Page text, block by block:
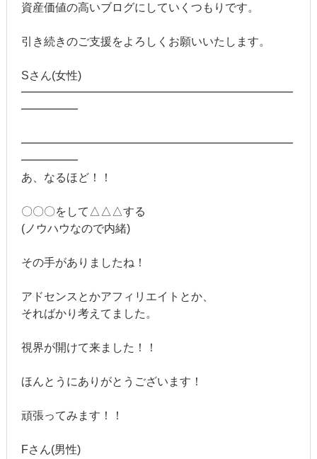
資産価値の高いブログにしていくつもりです。
引き続きのご支援をよろしくお願いいたします。
Sさん(女性)
━━━━━━━━━━━━━━━━━━━━━━━━
━━━━━
━━━━━━━━━━━━━━━━━━━━━━━━
━━━━━
あ、なるほど！！
〇〇〇をして△△△する
(ノウハウなので内緒)
その手がありましたね！
アドセンスとかアフィリエイトとか、
そればかり考えてました。
視界が開けて来ました！！
ほんとうにありがとうございます！
頑張ってみます！！
Fさん(男性)